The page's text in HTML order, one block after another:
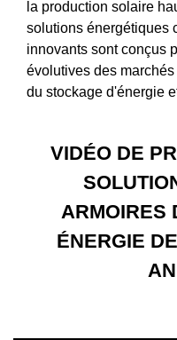
la production solaire
solutions énergétiques
innovants sont conçus
évolutives des
du stockage d'énergie
VIDÉO DE
ARMOIRES
ÉNERGIE